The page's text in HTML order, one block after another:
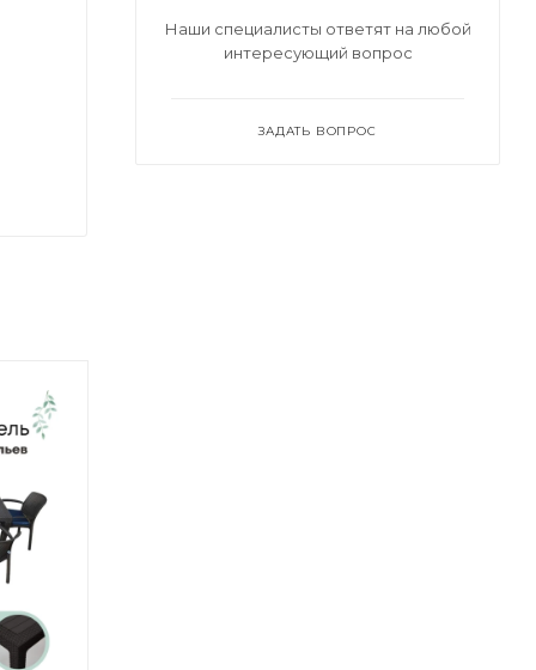
Наши специалисты ответят на любой
интересующий вопрос
ЗАДАТЬ ВОПРОС